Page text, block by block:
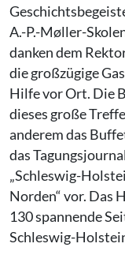
A.-P.-Møller-
danken dem
die großzügige
Hilfe vor Ort. Die
dieses große
anderem das
das
„Schleswig-
Norden“ vor. Das
130 spannende
Schleswig-